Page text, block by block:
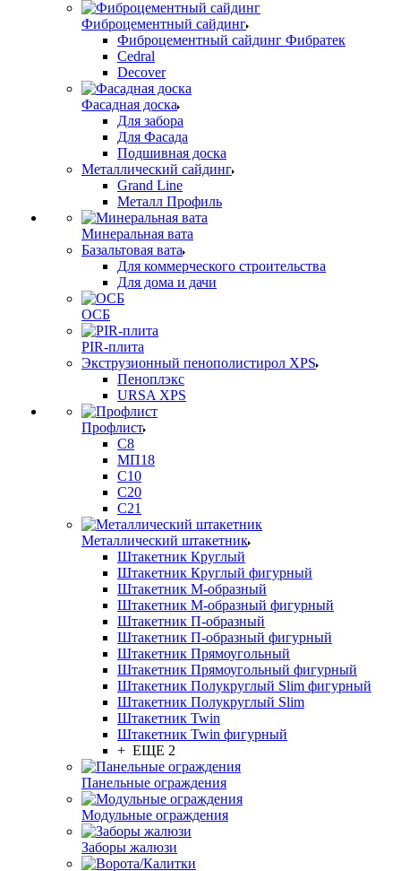
Фиброцементный сайдинг
Фиброцементный сайдинг Фибратек
Cedral
Decover
Фасадная доска
Для забора
Для Фасада
Подшивная доска
Металлический сайдинг
Grand Line
Металл Профиль
Минеральная вата
Базальтовая вата
Для коммерческого строительства
Для дома и дачи
ОСБ
PIR-плита
Экструзионный пенополистирол XPS
Пеноплэкс
URSA XPS
Профлист
С8
МП18
С10
С20
С21
Металлический штакетник
Штакетник Круглый
Штакетник Круглый фигурный
Штакетник М-образный
Штакетник М-образный фигурный
Штакетник П-образный
Штакетник П-образный фигурный
Штакетник Прямоугольный
Штакетник Прямоугольный фигурный
Штакетник Полукруглый Slim фигурный
Штакетник Полукруглый Slim
Штакетник Twin
Штакетник Twin фигурный
+ ЕЩЕ 2
Панельные ограждения
Модульные ограждения
Заборы жалюзи